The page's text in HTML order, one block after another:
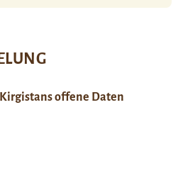
Kirgistans offene Daten